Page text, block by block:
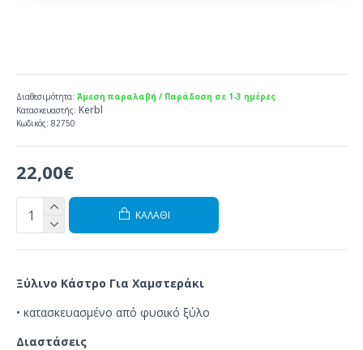
22,00€
Διαθεσιμότητα: Άμεση παραλαβή / Παράδοση σε 1-3 ημέρες
Κατασκευαστής: Kerbl
Κωδικός: 82750
ΚΑΛΆΘΙ
Ξύλινο Κάστρο Για Χαμστεράκι
• κατασκευασμένο από φυσικό ξύλο
Διαστάσεις